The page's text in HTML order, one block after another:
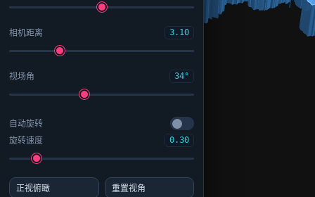
相机距离 3.10
视场角 34°
自动旋转
旋转速度
0.30
正视俯瞰 重置视角